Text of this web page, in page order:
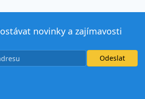
novinky a zajímavosti